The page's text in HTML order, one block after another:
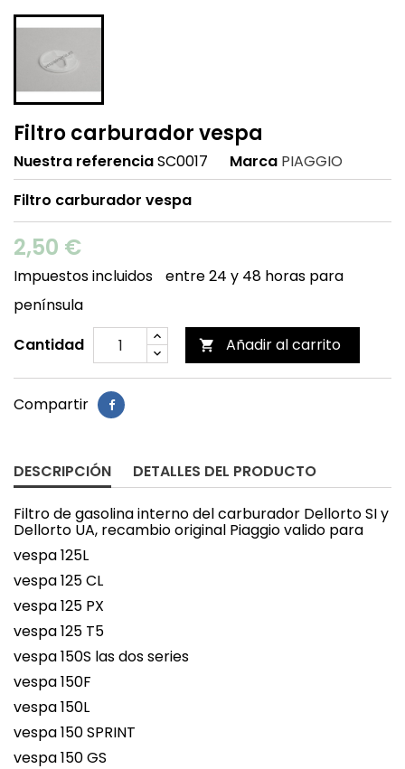
Filtro carburador vespa
Nuestra referenciaSC0017 Marca PIAGGIO
Filtro carburador vespa
2,50 €
Impuestos incluidos
entre 24 y 48 horas para
península
Cantidad
 Añadir al carrito
Compartir
DESCRIPCIÓN DETALLES DEL PRODUCTO
Filtro de gasolina interno del carburador Dellorto SI y
Dellorto UA, recambio original Piaggio valido para
vespa 125L
vespa 125 CL
vespa 125 PX
vespa 125 T5
vespa 150S las dos series
vespa 150F
vespa 150L
vespa 150 SPRINT
vespa 150 GS